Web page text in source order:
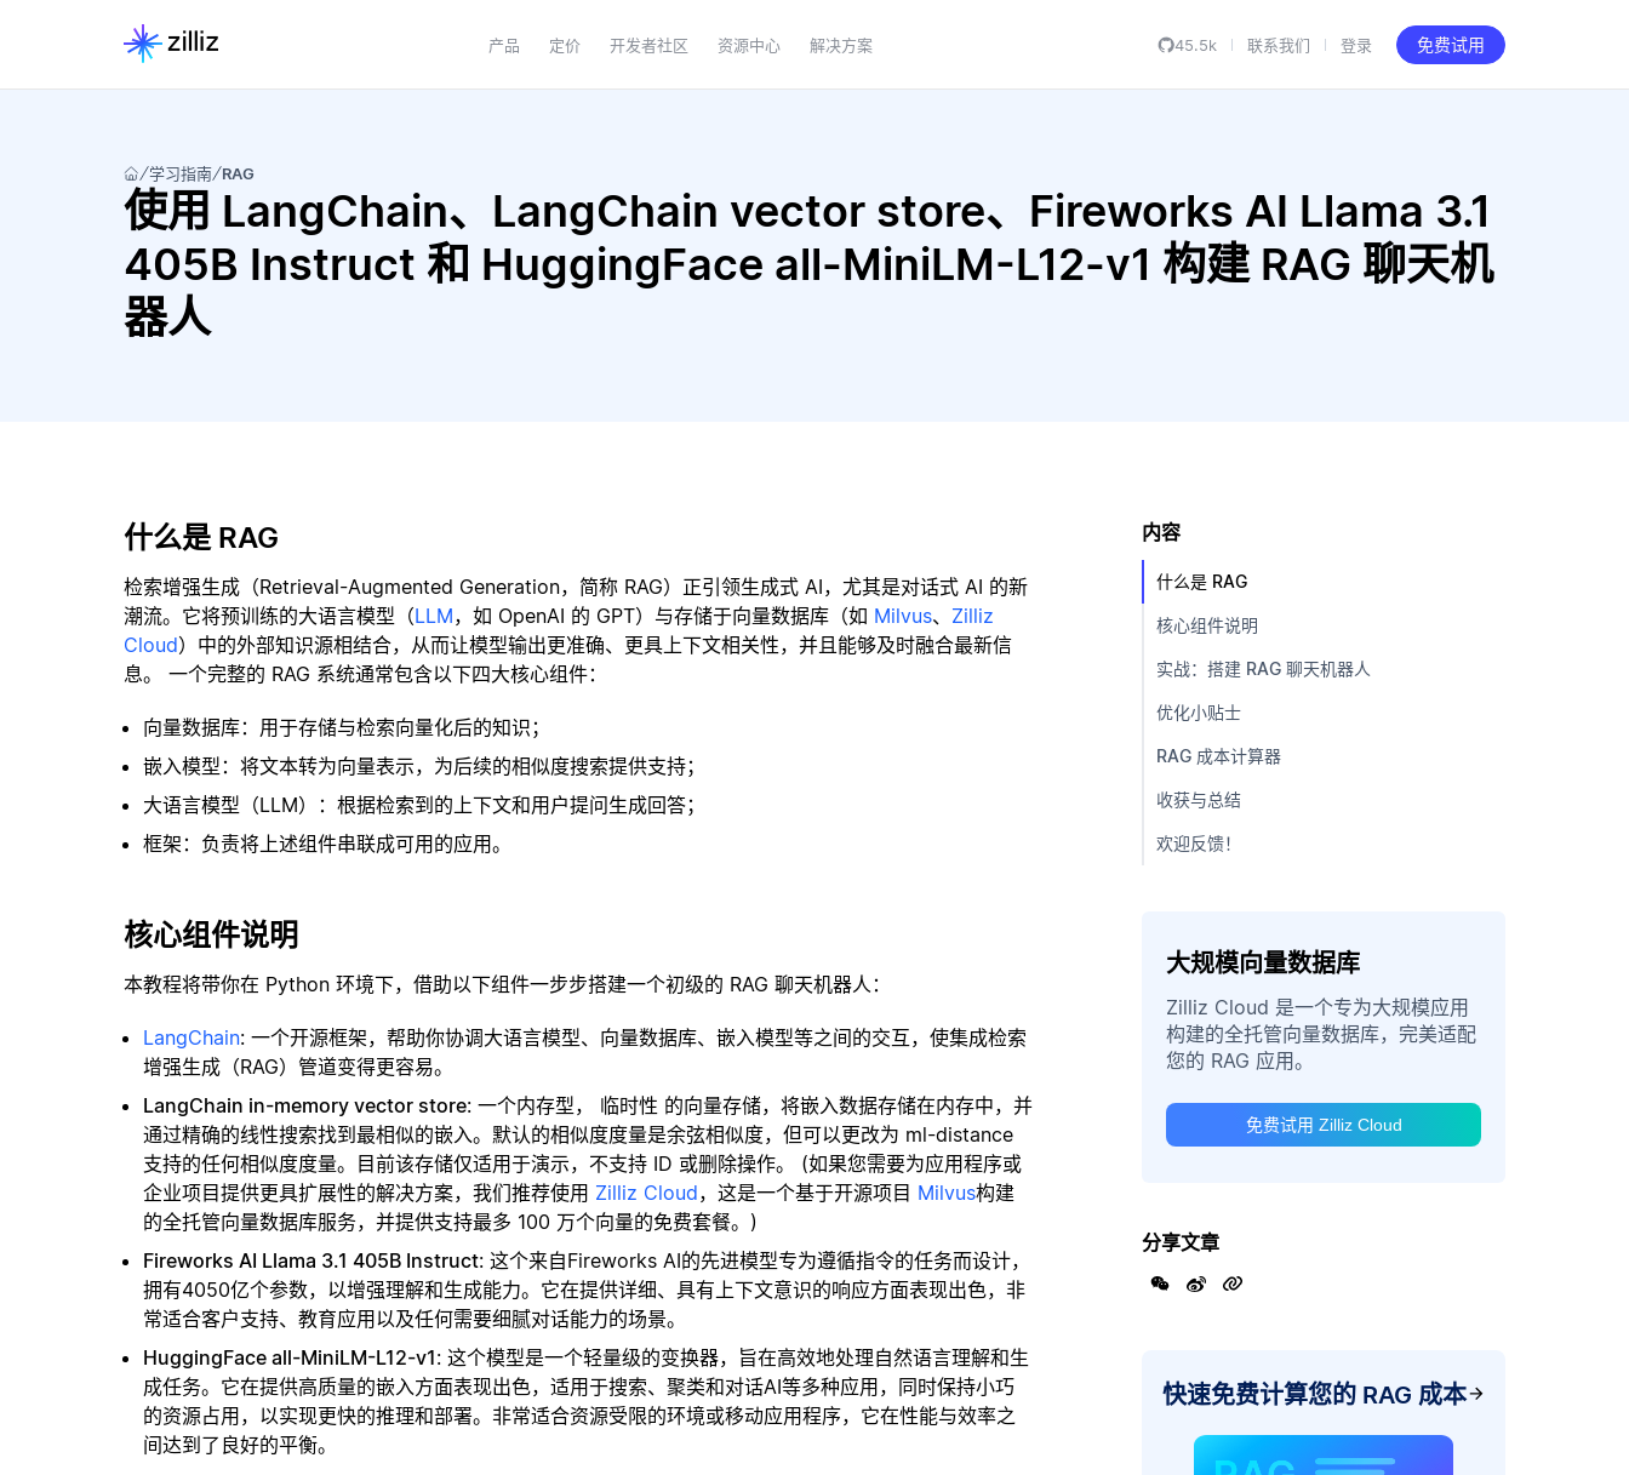
产品 定价 开发者社区 资源中心 解决方案 45.5k 联系我们 登录 免费试用
学习指南 RAG
使用 LangChain、LangChain vector store、Fireworks AI Llama 3.1
405B Instruct 和 HuggingFace all-MiniLM-L12-v1 构建 RAG 聊天机
器人
什么是 RAG
检索增强生成（Retrieval-Augmented Generation，简称 RAG）正引领生成式 AI，尤其是对话式 AI 的新
潮流。它将预训练的大语言模型（LLM，如 OpenAI 的 GPT）与存储于向量数据库（如 Milvus、 Zilliz
Cloud）中的外部知识源相结合，从而让模型输出更准确、更具上下文相关性，并且能够及时融合最新信
息。 一个完整的 RAG 系统通常包含以下四大核心组件：
向量数据库：用于存储与检索向量化后的知识；
嵌入模型：将文本转为向量表示，为后续的相似度搜索提供支持；
大语言模型（LLM）：根据检索到的上下文和用户提问生成回答；
框架：负责将上述组件串联成可用的应用。
核心组件说明
本教程将带你在 Python 环境下，借助以下组件一步步搭建一个初级的 RAG 聊天机器人：
LangChain: 一个开源框架，帮助你协调大语言模型、向量数据库、嵌入模型等之间的交互，使集成检索
增强生成（RAG）管道变得更容易。
LangChain in-memory vector store: 一个内存型， 临时性 的向量存储，将嵌入数据存储在内存中，并
通过精确的线性搜索找到最相似的嵌入。默认的相似度度量是余弦相似度，但可以更改为 ml-distance
支持的任何相似度度量。目前该存储仅适用于演示，不支持 ID 或删除操作。 (如果您需要为应用程序或
企业项目提供更具扩展性的解决方案，我们推荐使用 Zilliz Cloud，这是一个基于开源项目 Milvus构建
的全托管向量数据库服务，并提供支持最多 100 万个向量的免费套餐。)
Fireworks AI Llama 3.1 405B Instruct: 这个来自Fireworks AI的先进模型专为遵循指令的任务而设计，
拥有4050亿个参数，以增强理解和生成能力。它在提供详细、具有上下文意识的响应方面表现出色，非
常适合客户支持、教育应用以及任何需要细腻对话能力的场景。
HuggingFace all-MiniLM-L12-v1: 这个模型是一个轻量级的变换器，旨在高效地处理自然语言理解和生
成任务。它在提供高质量的嵌入方面表现出色，适用于搜索、聚类和对话AI等多种应用，同时保持小巧
的资源占用，以实现更快的推理和部署。非常适合资源受限的环境或移动应用程序，它在性能与效率之
间达到了良好的平衡。
内容
什么是 RAG
核心组件说明
实战：搭建 RAG 聊天机器人
优化小贴士
RAG 成本计算器
收获与总结
欢迎反馈！
大规模向量数据库
Zilliz Cloud 是一个专为大规模应用
构建的全托管向量数据库，完美适配
您的 RAG 应用。
免费试用 Zilliz Cloud
分享文章
快速免费计算您的 RAG 成本